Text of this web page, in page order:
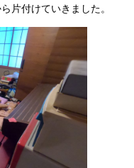
片付けていきました。